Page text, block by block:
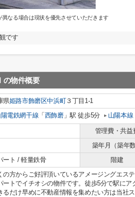
なる場合は現状を優先させていただきます
です
の物件概要
県姫路市飾磨区中浜町３丁目1-1
陽電鉄網干線 「 西飾磨」駅 徒歩5分 山陽本線
管理費・共益
築年月（築年数
ート / 軽量鉄骨 階建
の方からご好評頂いているアメージングエス
ートでイチオシの物件です。徒歩5分で駅にア
るだけ早めに不動産情報を集めたい方は当社